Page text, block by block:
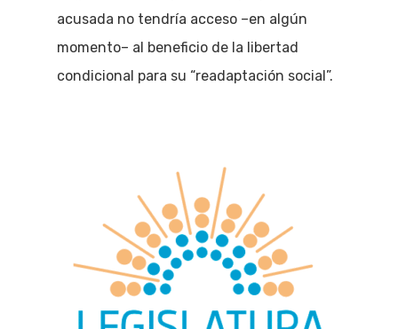
acusada no tendría acceso –en algún
momento– al beneficio de la libertad
condicional para su “readaptación social”.